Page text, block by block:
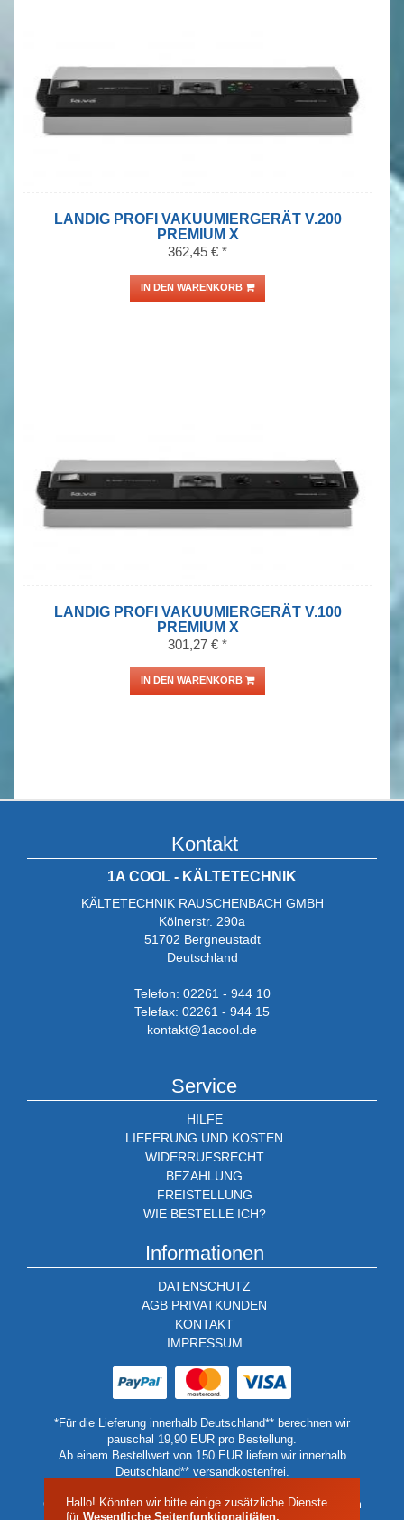
LANDIG PROFI VAKUUMIERGERÄT V.200
PREMIUM X
362,45 € *
IN DEN WARENKORB
LANDIG PROFI VAKUUMIERGERÄT V.100
PREMIUM X
301,27 € *
IN DEN WARENKORB
Kontakt
1A COOL - KÄLTETECHNIK
KÄLTETECHNIK RAUSCHENBACH GMBH
Kölnerstr. 290a
51702 Bergneustadt
Deutschland
Telefon: 02261 - 944 10
Telefax: 02261 - 944 15
kontakt@1acool.de
Service
HILFE
LIEFERUNG UND KOSTEN
WIDERRUFSRECHT
BEZAHLUNG
FREISTELLUNG
WIE BESTELLE ICH?
Informationen
DATENSCHUTZ
AGB PRIVATKUNDEN
KONTAKT
IMPRESSUM
*Für die Lieferung innerhalb Deutschland** berechnen wir
pauschal 19,90 EUR pro Bestellung.
Ab einem Bestellwert von 150 EUR liefern wir innerhalb
Deutschland** versandkostenfrei.
Geben Sie in diesen Fällen bitte eine Lieferadressen auf dem
Hallo! Könnten wir bitte einige zusätzliche Dienste
für Wesentliche Seitenfunktionalitäten,